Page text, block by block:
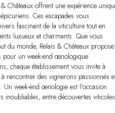
Châteaux offrent une expérience
Ces escapades vous
fascinant de la viticulture tout en
luxueux et charmants. Que vous
du monde, Relais & Châteaux propose
pour un week-end œnologique
chaque établissement vous invite à
rencontrer des vignerons passionnés
Un week-end œnologie est l'occasion
inoubliables, entre découvertes viticoles